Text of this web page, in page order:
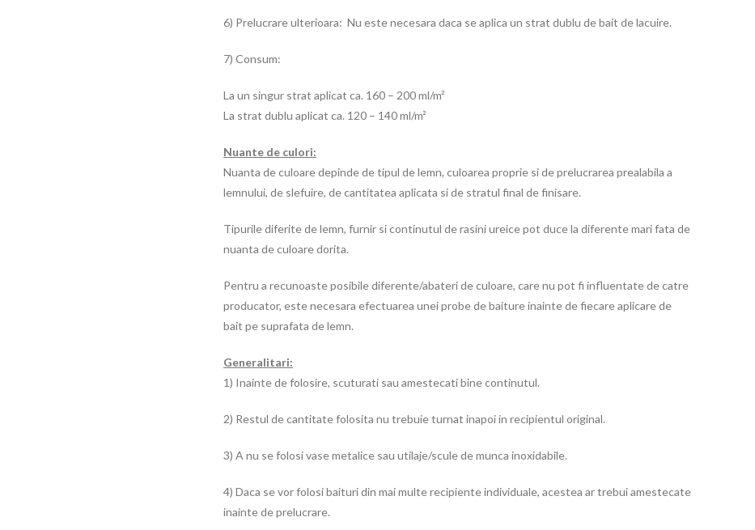
6) Prelucrare ulterioara: Nu este necesara daca se aplica un strat dublu de bait de lacuire.
7) Consum:
La un singur strat aplicat ca. 160 – 200 ml/m²
La strat dublu aplicat ca. 120 – 140 ml/m²
Nuante de culori:
Nuanta de culoare depinde de tipul de lemn, culoarea proprie si de prelucrarea prealabila a
lemnului, de slefuire, de cantitatea aplicata si de stratul final de finisare.
Tipurile diferite de lemn, furnir si continutul de rasini ureice pot duce la diferente mari fata de
nuanta de culoare dorita.
Pentru a recunoaste posibile diferente/abateri de culoare, care nu pot fi influentate de catre
producator, este necesara efectuarea unei probe de baiture inainte de fiecare aplicare de
bait pe suprafata de lemn.
Generalitari:
1) Inainte de folosire, scuturati sau amestecati bine continutul.
2) Restul de cantitate folosita nu trebuie turnat inapoi in recipientul original.
3) A nu se folosi vase metalice sau utilaje/scule de munca inoxidabile.
4) Daca se vor folosi baituri din mai multe recipiente individuale, acestea ar trebui amestecate
inainte de prelucrare.